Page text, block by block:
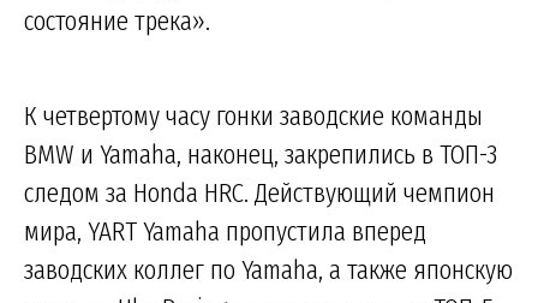
состояние трека».
К четвертому часу гонки заводские команды
BMW и Yamaha, наконец, закрепились в ТОП-3
следом за Honda HRC. Действующий чемпион
мира, YART Yamaha пропустила вперед
заводских коллег по Yamaha, а также японскую